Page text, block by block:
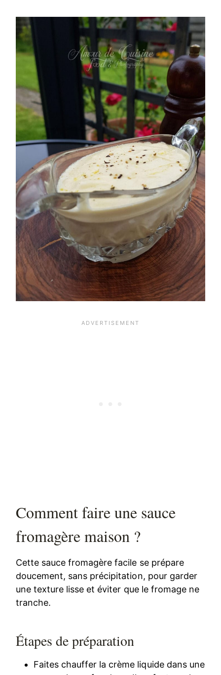
Comment faire une sauce
fromagère maison ?
Cette sauce fromagère facile se prépare
doucement, sans précipitation, pour garder
une texture lisse et éviter que le fromage ne
tranche.
Étapes de préparation
Faites chauffer la crème liquide dans une